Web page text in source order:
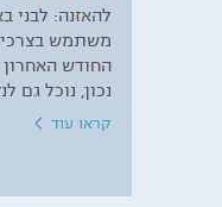
להאזנה: לבני
משתמש
החודש
נכון, נוכל גם
קראו עוד